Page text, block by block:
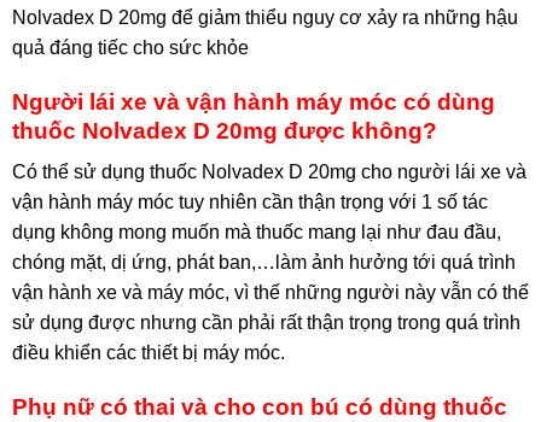
Nolvadex D 20mg để giảm thiểu nguy cơ xảy ra những hậu
quả đáng tiếc cho sức khỏe
Người lái xe và vận hành máy móc có dùng
thuốc Nolvadex D 20mg được không?
Có thể sử dụng thuốc Nolvadex D 20mg cho người lái xe và
vận hành máy móc tuy nhiên cần thận trọng với 1 số tác
dụng không mong muốn mà thuốc mang lại như đau đầu,
chóng mặt, dị ứng, phát ban,…làm ảnh hưởng tới quá trình
vận hành xe và máy móc, vì thế những người này vẫn có thể
sử dụng được nhưng cần phải rất thận trọng trong quá trình
điều khiển các thiết bị máy móc.
Phụ nữ có thai và cho con bú có dùng thuốc